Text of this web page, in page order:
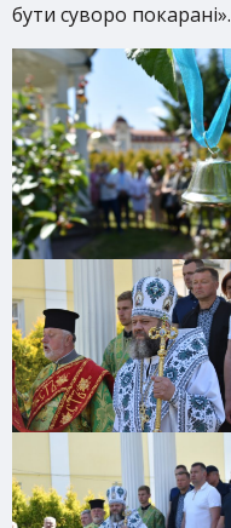
бути суворо покарані».